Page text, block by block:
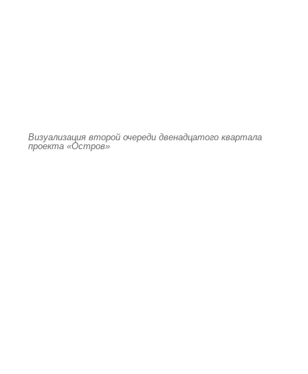
Визуализация второй очереди двенадцатого квартала
проекта «Остров»